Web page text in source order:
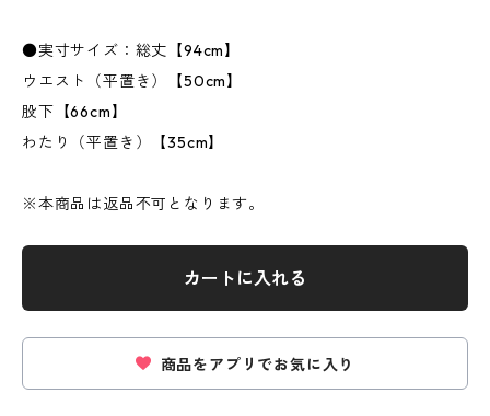
●実寸サイズ：総丈【94cm】
ウエスト（平置き）【50cm】
股下【66cm】
わたり（平置き）【35cm】
※本商品は返品不可となります。
カートに入れる
商品をアプリでお気に入り